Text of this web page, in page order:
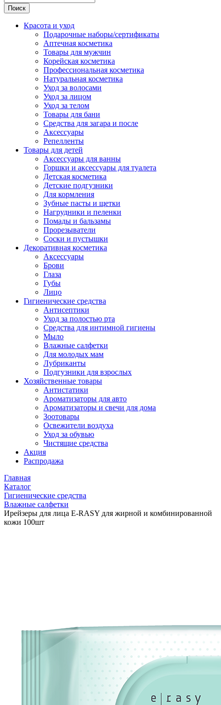
Поиск
Красота и уход
Подарочные наборы/сертификаты
Аптечная косметика
Товары для мужчин
Корейская косметика
Профессиональная косметика
Натуральная косметика
Уход за волосами
Уход за лицом
Уход за телом
Товары для бани
Средства для загара и после
Аксессуары
Репелленты
Товары для детей
Аксессуары для ванны
Горшки и аксессуары для туалета
Детская косметика
Детские подгузники
Для кормления
Зубные пасты и щетки
Нагрудники и пеленки
Помады и бальзамы
Прорезыватели
Соски и пустышки
Декоративная косметика
Аксессуары
Брови
Глаза
Губы
Лицо
Гигиенические средства
Антисептики
Уход за полостью рта
Средства для интимной гигиены
Мыло
Влажные салфетки
Для молодых мам
Лубриканты
Подгузники для взрослых
Хозяйственные товары
Антистатики
Ароматизаторы для авто
Ароматизаторы и свечи для дома
Зоотовары
Освежители воздуха
Уход за обувью
Чистящие средства
Акция
Распродажа
Главная
Каталог
Гигиенические средства
Влажные салфетки
Ирейзеры для лица E-RASY для жирной и комбинированной
кожи 100шт